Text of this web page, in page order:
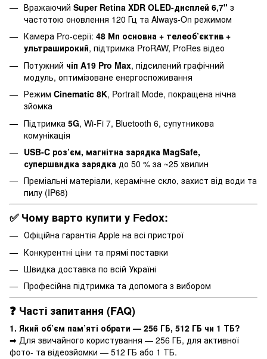
Вражаючий Super Retina XDR OLED-дисплей 6,7" з
частотою оновлення 120 Гц та Always-On режимом
Камера Pro-серії: 48 Мп основна + телеоб’єктив +
ультраширокий, підтримка ProRAW, ProRes відео
Потужний чіп A19 Pro Max, підсилений графічний
модуль, оптимізоване енергоспоживання
Режим Cinematic 8K, Portrait Mode, покращена нічна
зйомка
Підтримка 5G, Wi-Fi 7, Bluetooth 6, супутникова
комунікація
USB-C роз’єм, магнітна зарядка MagSafe,
супершвидка зарядка до 50 % за ~25 хвилин
Преміальні матеріали, керамічне скло, захист від води та
пилу (IP68)
✅ Чому варто купити у Fedox:
Офіційна гарантія Apple на всі пристрої
Конкурентні ціни та прямі поставки
Швидка доставка по всій Україні
Професійна підтримка та допомога з вибором
❓ Часті запитання (FAQ)
1. Який об’єм пам’яті обрати — 256 ГБ, 512 ГБ чи 1 ТБ?
➡ Для звичайного користування — 256 ГБ, для активної
фото- та відеозйомки — 512 ГБ або 1 ТБ.